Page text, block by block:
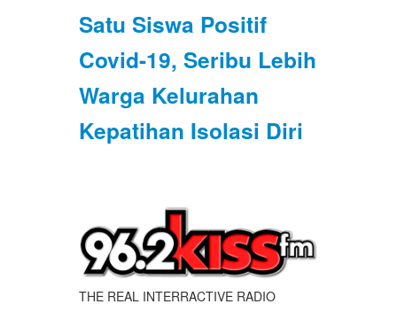
Satu Siswa Positif
Covid-19, Seribu Lebih
Warga Kelurahan
Kepatihan Isolasi Diri
THE REAL INTERRACTIVE RADIO